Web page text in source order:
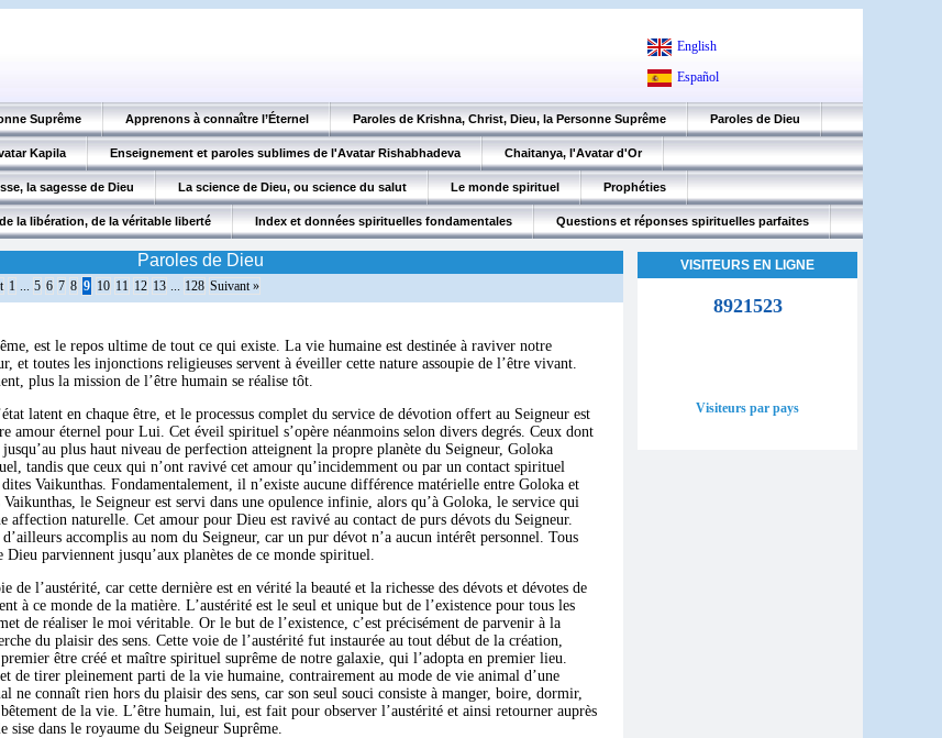
English
Español
Paroles de Dieu
1 ... 5 6 7 8 9 10 11 12 13 ... 128 Suivant »
est le repos ultime de tout ce qui existe. La vie humaine est destinée à raviver notre
et toutes les injonctions religieuses servent à éveiller cette nature assoupie de l’être vivant.
plus la mission de l’être humain se réalise tôt.
latent en chaque être, et le processus complet du service de dévotion offert au Seigneur est
amour éternel pour Lui. Cet éveil spirituel s’opère néanmoins selon divers degrés. Ceux dont
plus haut niveau de perfection atteignent la propre planète du Seigneur, Goloka
tandis que ceux qui n’ont ravivé cet amour qu’incidemment ou par un contact spirituel
Vaikunthas. Fondamentalement, il n’existe aucune différence matérielle entre Goloka et
Vaikunthas, le Seigneur est servi dans une opulence infinie, alors qu’à Goloka, le service qui
affection naturelle. Cet amour pour Dieu est ravivé au contact de purs dévots du Seigneur.
accomplis au nom du Seigneur, car un pur dévot n’a aucun intérêt personnel. Tous
Dieu parviennent jusqu’aux planètes de ce monde spirituel.
de l’austérité, car cette dernière est en vérité la beauté et la richesse des dévots et dévotes de
à ce monde de la matière. L’austérité est le seul et unique but de l’existence pour tous les
de réaliser le moi véritable. Or le but de l’existence, c’est précisément de parvenir à la
du plaisir des sens. Cette voie de l’austérité fut instaurée au tout début de la création,
être créé et maître spirituel suprême de notre galaxie, qui l’adopta en premier lieu.
de tirer pleinement parti de la vie humaine, contrairement au mode de vie animal d’une
ne connaît rien hors du plaisir des sens, car son seul souci consiste à manger, boire, dormir,
de la vie. L’être humain, lui, est fait pour observer l’austérité et ainsi retourner auprès
sise dans le royaume du Seigneur Suprême.
Suprême Apprenons à connaître l’Éternel Paroles de Krishna, Christ, Dieu, la Personne Suprême Paroles de Dieu
Kapila Enseignement et paroles sublimes de l'Avatar Rishabhadeva Chaitanya, l'Avatar d'Or
la sagesse de Dieu La science de Dieu, ou science du salut Le monde spirituel Prophéties
la libération, de la véritable liberté Index et données spirituelles fondamentales Questions et réponses spirituelles parfaites
VISITEURS EN LIGNE
8921523
Visiteurs par pays